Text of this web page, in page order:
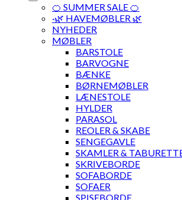
🍊 SUMMER SALE 🍊
·🌿 HAVEMØBLER 🌿
NYHEDER
MØBLER
BARSTOLE
BARVOGNE
BÆNKE
BØRNEMØBLER
LÆNESTOLE
HYLDER
PARASOL
REOLER & SKABE
SENGEGAVLE
SKAMLER &
SKRIVEBORDE
SOFABORDE
SOFAER
SPISEBORDE